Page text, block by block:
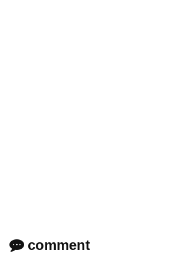
comment